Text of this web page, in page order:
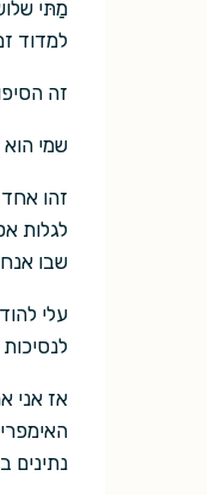
מַתּי
למדוד
זה
שמי הוא
זהו אחד
לגלות
שבו
עלי
אז אני
נתינים